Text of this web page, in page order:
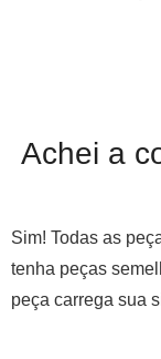
Achei a
Sim! Todas as
tenha peças
peça carrega sua